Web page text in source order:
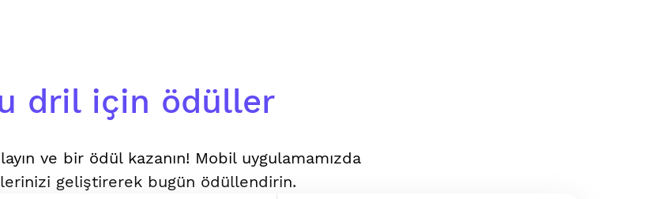
dril için ödüller
ve bir ödül kazanın! Mobil uygulamamızda
geliştirerek bugün ödüllendirin.